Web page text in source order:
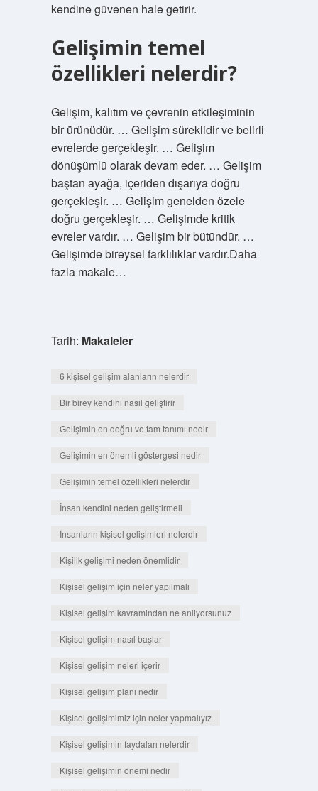
kendine güvenen hale getirir.
Gelişimin temel
özellikleri nelerdir?
Gelişim, kalıtım ve çevrenin etkileşiminin
bir ürünüdür. … Gelişim süreklidir ve belirli
evrelerde gerçekleşir. … Gelişim
dönüşümlü olarak devam eder. … Gelişim
baştan ayağa, içeriden dışarıya doğru
gerçekleşir. … Gelişim genelden özele
doğru gerçekleşir. … Gelişimde kritik
evreler vardır. … Gelişim bir bütündür. …
Gelişimde bireysel farklılıklar vardır.Daha
fazla makale…
Tarih: Makaleler
6 kişisel gelişim alanların nelerdir
Bir birey kendini nasıl geliştirir
Gelişimin en doğru ve tam tanımı nedir
Gelişimin en önemli göstergesi nedir
Gelişimin temel özellikleri nelerdir
İnsan kendini neden geliştirmeli
İnsanların kişisel gelişimleri nelerdir
Kişilik gelişimi neden önemlidir
Kişisel gelişim için neler yapılmalı
Kişisel gelişim kavramindan ne anliyorsunuz
Kişisel gelişim nasıl başlar
Kişisel gelişim neleri içerir
Kişisel gelişim planı nedir
Kişisel gelişimimiz için neler yapmalıyız
Kişisel gelişimin faydaları nelerdir
Kişisel gelişimin önemi nedir